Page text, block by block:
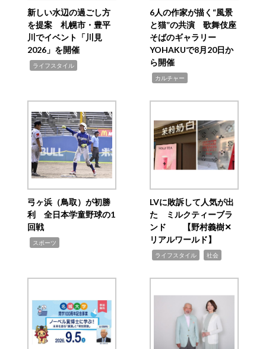
新しい水辺の過ごし方
を提案 札幌市・豊平
川でイベント「川見
2026」を開催
ライフスタイル
6人の作家が描く“風景
と猫”の共演 歌舞伎座
そばのギャラリー
YOHAKUで8月20日か
ら開催
カルチャー
弓ヶ浜（鳥取）が初勝
利 全日本学童野球の1
回戦
スポーツ
LVに敗訴して人気が出
た ミルクティーブラ
ンド 【野村義樹✕
リアルワールド】
ライフスタイル 社会